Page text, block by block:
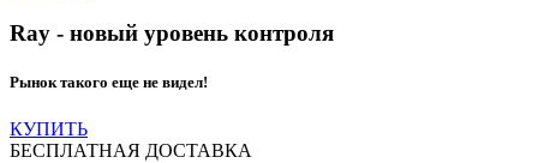
Ray - новый уровень контроля
Рынок такого еще не видел!
КУПИТЬ
БЕСПЛАТНАЯ ДОСТАВКА